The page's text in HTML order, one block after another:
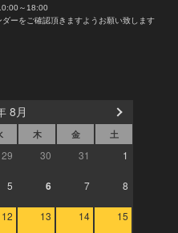
～18:00
ーをご確認頂きますようお願い致します
8月
木 金 土
29 30 31 1
5 6 7 8
12 13 14 15